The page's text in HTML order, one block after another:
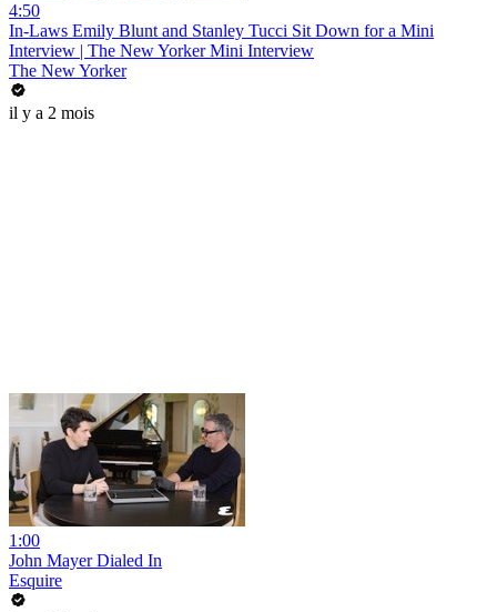
4:50
In-Laws Emily Blunt and Stanley Tucci Sit Down for a Mini
Interview | The New Yorker Mini Interview
The New Yorker
il y a 2 mois
1:00
John Mayer Dialed In
Esquire